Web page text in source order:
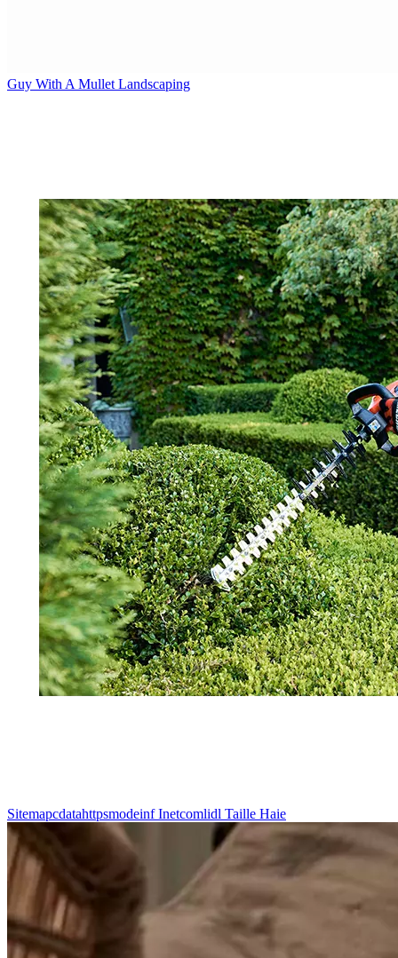
Guy With A Mullet Landscaping
Sitemapcdatahttpsmodeinf Inetcomlidl Taille Haie